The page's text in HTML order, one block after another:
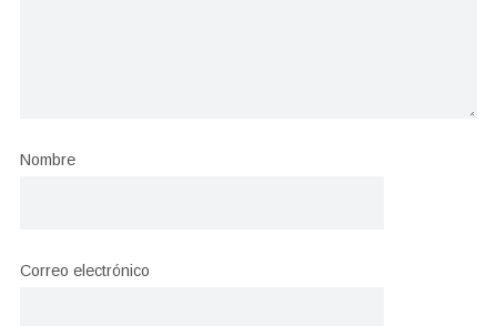
Nombre
Correo electrónico